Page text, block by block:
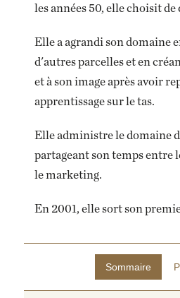
les années 50, elle choisit
Elle a agrandi son domaine
d'autres parcelles et en
et à son image après avoir
apprentissage sur le tas.
Elle administre le domaine
partageant son temps entre
le marketing.
En 2001, elle sort son
Sommaire
ENVOYEZ-MOI UN